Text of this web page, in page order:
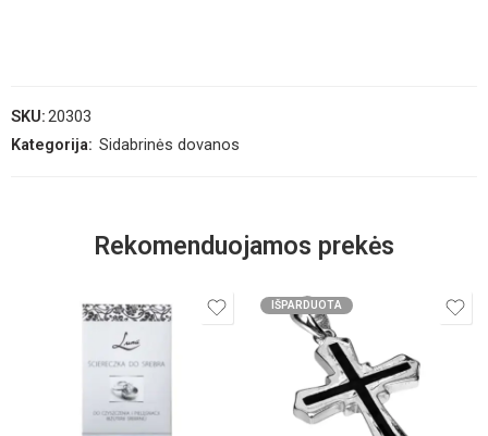
SKU:20303
Kategorija: Sidabrinės dovanos
Rekomenduojamos prekės
IŠPARDUOTA
2,44 g
2,47 g